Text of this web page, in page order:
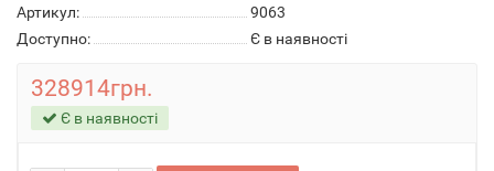
Артикул:
9063
Доступно:
Є в наявності
328914грн.
Є в наявності